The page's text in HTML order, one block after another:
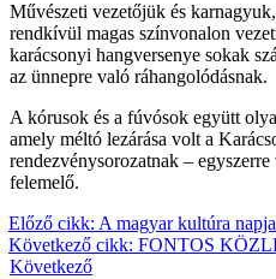
Művészeti vezetőjük és karnagyuk,
rendkívül magas színvonalon
karácsonyi hangversenye sokak
az ünnepre való ráhangolódásnak.
A kórusok és a fúvósok együtt
amely méltó lezárása volt a
rendezvénysorozatnak –
felemelő.
Előző cikk: A magyar kultúra
Következő cikk: FONTOS
Következő